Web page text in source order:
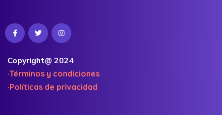
Copyright@ 2024
·Términos y condiciones
·Políticas de privacidad